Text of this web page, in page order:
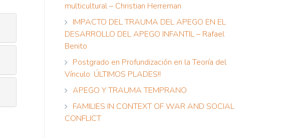
multicultural – Christian Herreman
IMPACTO DEL TRAUMA DEL APEGO EN EL
DESARROLLO DEL APEGO INFANTIL – Rafael
Benito
Postgrado en Profundización en la Teoría del
Vínculo. ÚLTIMOS PLADES!!
APEGO Y TRAUMA TEMPRANO
FAMILIES IN CONTEXT OF WAR AND SOCIAL
CONFLICT